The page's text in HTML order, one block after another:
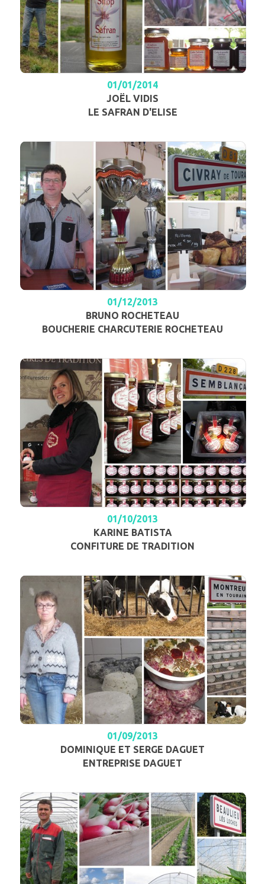
01/01/2014
JOËL VIDIS
LE SAFRAN D'ELISE
01/12/2013
BRUNO ROCHETEAU
BOUCHERIE CHARCUTERIE ROCHETEAU
01/10/2013
KARINE BATISTA
CONFITURE DE TRADITION
01/09/2013
DOMINIQUE ET SERGE DAGUET
ENTREPRISE DAGUET